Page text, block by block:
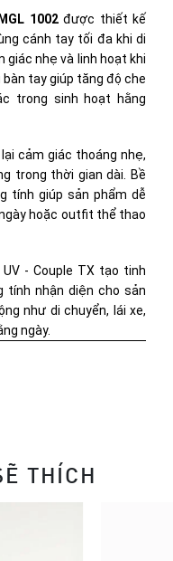
1002 được thiết kế
cánh tay tối đa khi di
giác nhẹ và linh hoạt khi
tay giúp tăng độ che
trong sinh hoạt hằng
cảm giác thoáng nhẹ,
trong thời gian dài. Bề
tính giúp sản phẩm dễ
hoặc outfit thể thao
- Couple TX tạo tinh
tính nhận diện cho sản
như di chuyển, lái xe,
ngày.
THÍCH